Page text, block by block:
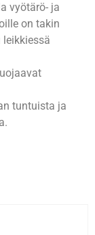
vyötärö- ja
on takin
tuntuista ja